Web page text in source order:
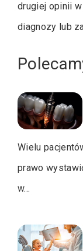
drugiej opinii
diagnozy lub
Wielu
prawo
w…